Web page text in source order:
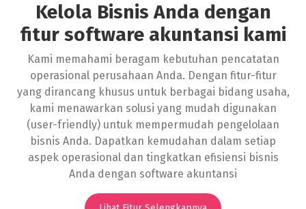
Kelola Bisnis Anda dengan
fitur software akuntansi kami
Kami memahami beragam kebutuhan pencatatan
operasional perusahaan Anda. Dengan fitur-fitur
yang dirancang khusus untuk berbagai bidang usaha,
kami menawarkan solusi yang mudah digunakan
(user-friendly) untuk mempermudah pengelolaan
bisnis Anda. Dapatkan kemudahan dalam setiap
aspek operasional dan tingkatkan efisiensi bisnis
Anda dengan software akuntansi